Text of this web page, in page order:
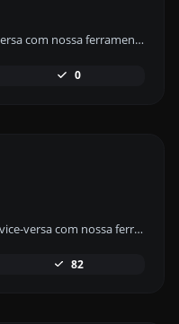
Converta texto para binário e vice-versa com nossa ferramenta de conversão binária para codificação e decodificação de dados eficiente.
0
Converta texto para hexadecimal e vice-versa com nossa ferramenta de conversão de hex para uma transformação de dados precisa.
82